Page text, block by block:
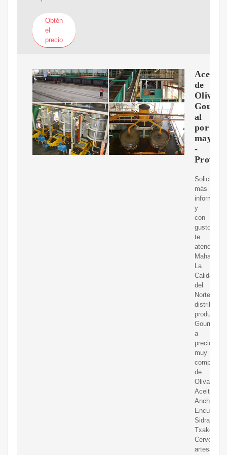
Obtén
el
precio
Aceite
de
Oliva
al
por
mayor
-
Solicita
más
y
con
gusto
te
La
Calidad
del
Norte
productos
Gourmet
a
precios
muy
de
Oliva,
Aceitunas,
Anchoas,
Sidra,
Txakoli,
Cervezas
artesanas,